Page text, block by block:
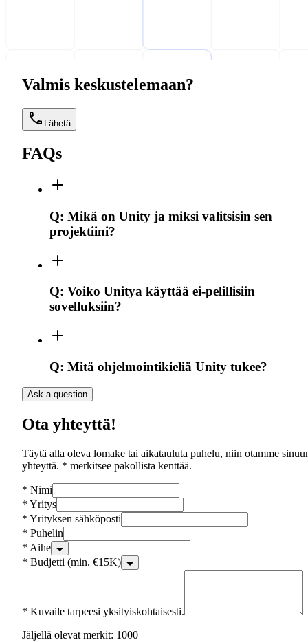
Valmis keskustelemaan?
Lähetä
FAQs
Q: Mikä on Unity ja miksi valitsisin sen
projektiini?
Q: Voiko Unitya käyttää ei-pelillisiin
sovelluksiin?
Q: Mitä ohjelmointikieliä Unity tukee?
Ask a question
Ota yhteyttä!
Täytä alla oleva lomake tai aikatauluta puhelu, niin otamme
yhteyttä. * merkitsee pakollista kenttää.
* Nimi
* Yritys
* Yrityksen sähköposti
* Puhelin
* Aihe
* Budjetti (min. €15K)
* Kuvaile tarpeesi yksityiskohtaisesti.
Jäljellä olevat merkit: 1000